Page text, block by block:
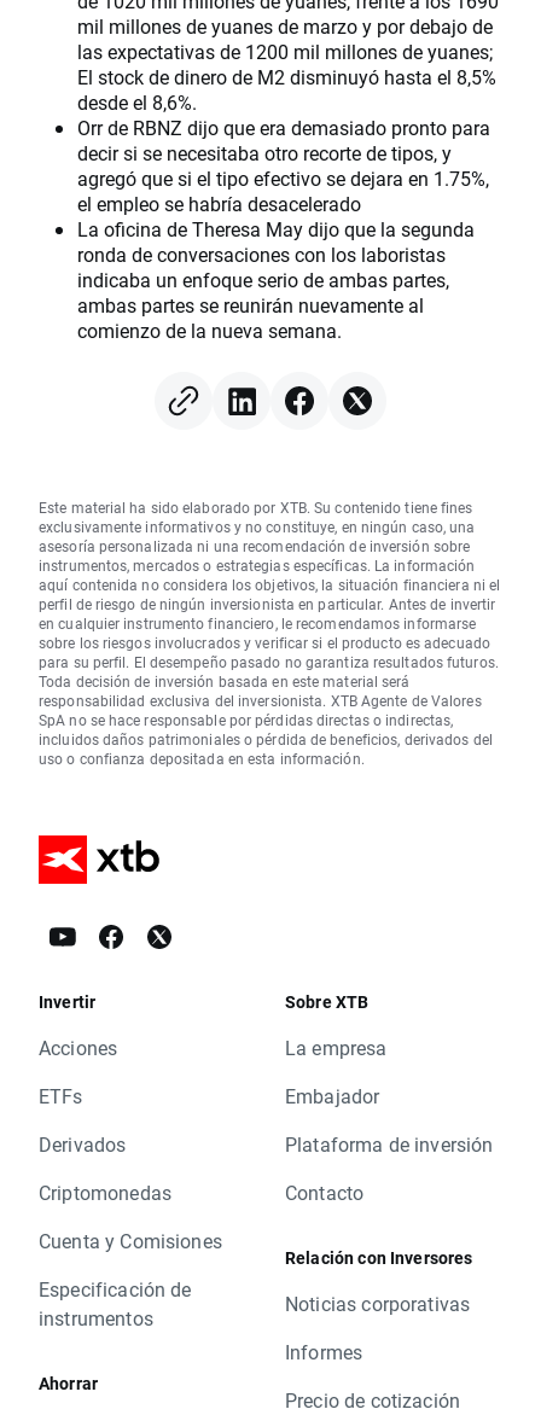
mil millones de yuanes de marzo y por debajo de
las expectativas de 1200 mil millones de yuanes;
El stock de dinero de M2 disminuyó hasta el 8,5%
desde el 8,6%.
Orr de RBNZ dijo que era demasiado pronto para
decir si se necesitaba otro recorte de tipos, y
agregó que si el tipo efectivo se dejara en 1.75%,
el empleo se habría desacelerado
La oficina de Theresa May dijo que la segunda
ronda de conversaciones con los laboristas
indicaba un enfoque serio de ambas partes,
ambas partes se reunirán nuevamente al
comienzo de la nueva semana.
Este material ha sido elaborado por XTB. Su contenido tiene fines
exclusivamente informativos y no constituye, en ningún caso, una
asesoría personalizada ni una recomendación de inversión sobre
instrumentos, mercados o estrategias específicas. La información
aquí contenida no considera los objetivos, la situación financiera ni el
perfil de riesgo de ningún inversionista en particular. Antes de invertir
en cualquier instrumento financiero, le recomendamos informarse
sobre los riesgos involucrados y verificar si el producto es adecuado
para su perfil. El desempeño pasado no garantiza resultados futuros.
Toda decisión de inversión basada en este material será
responsabilidad exclusiva del inversionista. XTB Agente de Valores
SpA no se hace responsable por pérdidas directas o indirectas,
incluidos daños patrimoniales o pérdida de beneficios, derivados del
uso o confianza depositada en esta información.
Invertir
Acciones
ETFs
Derivados
Criptomonedas
Cuenta y Comisiones
Especificación de
instrumentos
Ahorrar
Sobre XTB
La empresa
Embajador
Plataforma de inversión
Contacto
Relación con Inversores
Noticias corporativas
Informes
Precio de cotización